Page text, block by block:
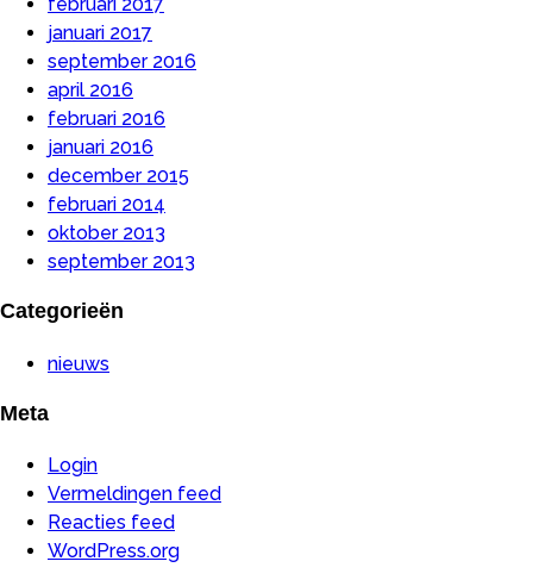
januari 2017
september 2016
april 2016
februari 2016
januari 2016
december 2015
februari 2014
oktober 2013
september 2013
Categorieën
nieuws
Meta
Login
Vermeldingen feed
Reacties feed
WordPress.org